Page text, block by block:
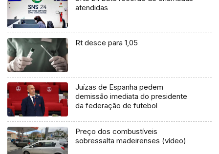
atendidas
Rt desce para 1,05
Juízas de Espanha pedem
demissão imediata do presidente
da federação de futebol
Preço dos combustíveis
sobressalta madeirenses (vídeo)